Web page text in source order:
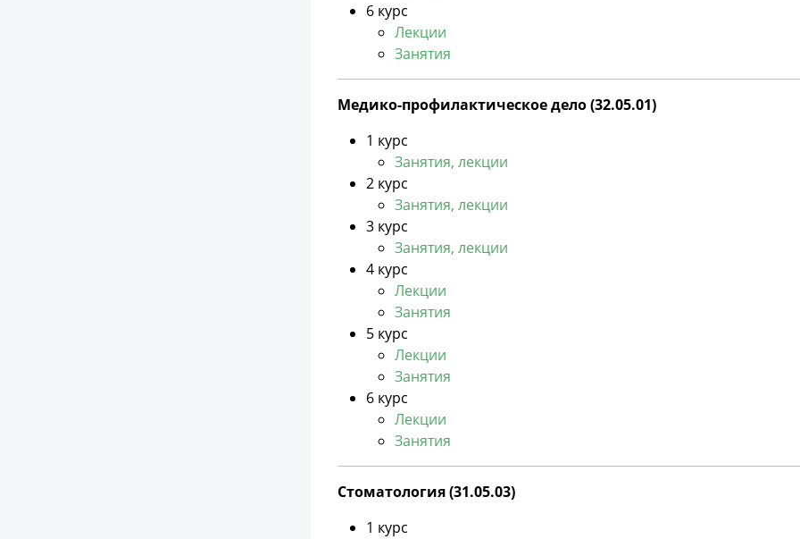
6 курс
Лекции
Занятия
Медико-профилактическое дело (32.05.01)
1 курс
Занятия, лекции
2 курс
Занятия, лекции
3 курс
Занятия, лекции
4 курс
Лекции
Занятия
5 курс
Лекции
Занятия
6 курс
Лекции
Занятия
Стоматология (31.05.03)
1 курс